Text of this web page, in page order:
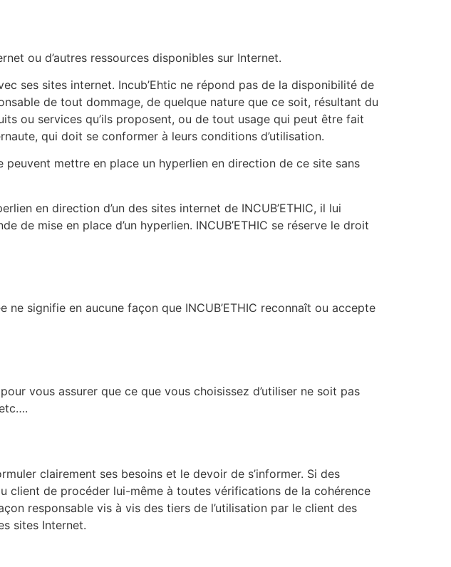
ou d’autres ressources disponibles sur Internet.
ses sites internet. Incub’Ehtic ne répond pas de la disponibilité de
de tout dommage, de quelque nature que ce soit, résultant du
ou services qu’ils proposent, ou de tout usage qui peut être fait
qui doit se conformer à leurs conditions d’utilisation.
peuvent mettre en place un hyperlien en direction de ce site sans
en direction d’un des sites internet de INCUB’ETHIC, il lui
de mise en place d’un hyperlien. INCUB’ETHIC se réserve le droit
signifie en aucune façon que INCUB’ETHIC reconnaît ou accepte
vous assurer que ce que vous choisissez d’utiliser ne soit pas
clairement ses besoins et le devoir de s’informer. Si des
client de procéder lui-même à toutes vérifications de la cohérence
responsable vis à vis des tiers de l’utilisation par le client des
sites Internet.